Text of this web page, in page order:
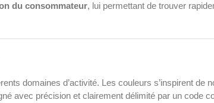
du consommateur, lui permettant de trouver
domaines d’activité. Les couleurs s’inspirent de
avec précision et clairement délimité par un code